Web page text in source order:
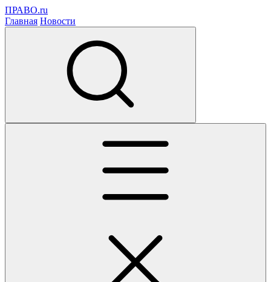
ПРАВО.ru
Главная Новости